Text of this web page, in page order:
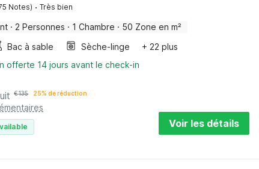
Notes) · Très bien
· 2 Personnes · 1 Chambre · 50 Zone en m²
Bac à sable Sèche-linge
+ 22 plus
offerte 14 jours avant le check-in
€135 25% de réduction
Voir les détails